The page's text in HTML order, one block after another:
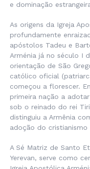
e dominação
As origens da Igreja
profundamente
apóstolos Tadeu e
Arménia já no século I
orientação de São
católico oficial
começou a florescer.
primeira nação a
sob o reinado do rei
distinguiu a Armênia
adoção do
A Sé Matriz de Santo
Yerevan, serve como